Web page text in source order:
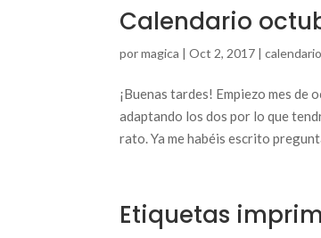
Calendario
pormagica |Oct 2, 2017 |
¡Buenas tardes! Empiezo mes de
adaptando los dos por lo que
rato. Ya me habéis escrito
Etiquetas